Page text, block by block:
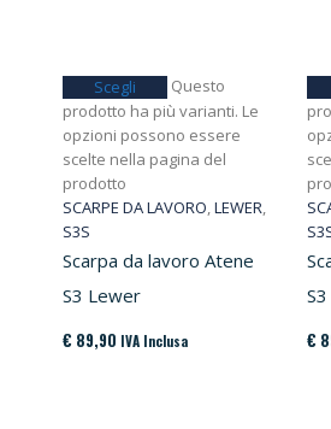
Scegli
Questo
prodotto ha più varianti. Le
opzioni possono essere
scelte nella pagina del
prodotto
SCARPE DA LAVORO,LEWER,
S3S
Scarpa da lavoro Atene
S3 Lewer
€ 89,90 IVA Inclusa
€